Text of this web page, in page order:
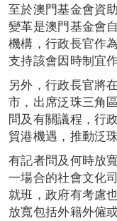
至於澳門基金會資
變革是澳門基金會
機構，行政長官作
支持該會因時制宜
另外，行政長官將
市，出席泛珠三角
問及有關議程，行
貿港機遇，推動泛
有記者問及何時放
一場合的社會文化
就班，政府有考慮
放寬包括外籍外僱